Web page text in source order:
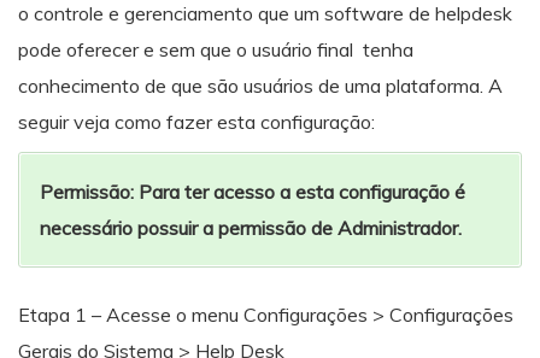
o controle e gerenciamento que um software de helpdesk
pode oferecer e sem que o usuário final tenha
conhecimento de que são usuários de uma plataforma. A
seguir veja como fazer esta configuração:
Permissão: Para ter acesso a esta configuração é
necessário possuir a permissão de Administrador.
Etapa 1 – Acesse o menu Configurações > Configurações
Gerais do Sistema > Help Desk